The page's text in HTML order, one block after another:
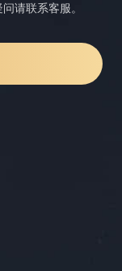
请联系客服。